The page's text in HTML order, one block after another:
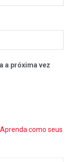
a próxima vez
Aprenda como seus